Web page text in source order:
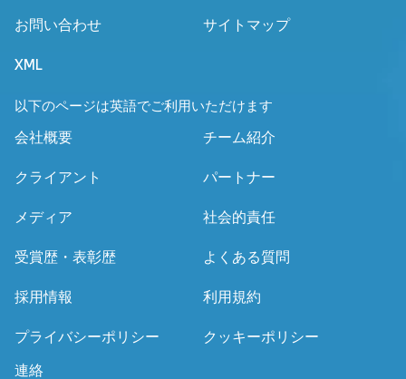
お問い合わせ サイトマップ
XML
以下のページは英語でご利用いただけます
会社概要 チーム紹介
クライアント パートナー
メディア 社会的責任
受賞歴・表彰歴 よくある質問
採用情報 利用規約
プライバシーポリシー クッキーポリシー
連絡